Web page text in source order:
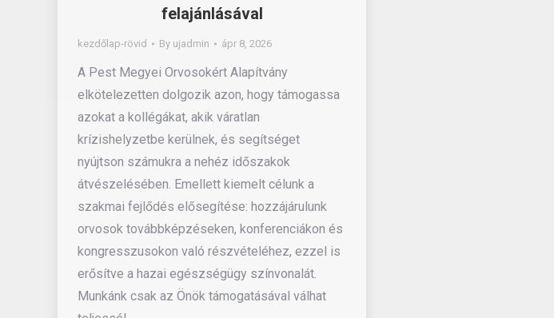
felajánlásával
kezdőlap-rövid By ujadmin ápr 8, 2026
A Pest Megyei Orvosokért Alapítvány
elkötelezetten dolgozik azon, hogy támogassa
azokat a kollégákat, akik váratlan
krízishelyzetbe kerülnek, és segítséget
nyújtson számukra a nehéz időszakok
átvészelésében. Emellett kiemelt célunk a
szakmai fejlődés elősegítése: hozzájárulunk
orvosok továbbképzéseken, konferenciákon és
kongresszusokon való részvételéhez, ezzel is
erősítve a hazai egészségügy színvonalát.
Munkánk csak az Önök támogatásával válhat